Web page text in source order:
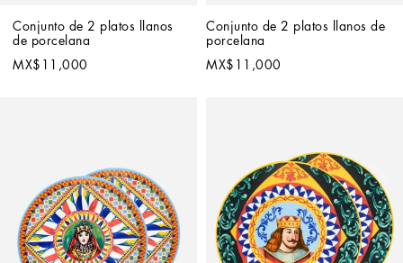
Conjunto de 2 platos llanos
de porcelana
MX$11,000
Conjunto de 2 platos llanos de
porcelana
MX$11,000